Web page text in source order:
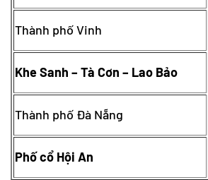
Thành phố Vinh
Khe Sanh – Tà Cơn – Lao Bảo
Thành phố Đà Nẵng
Phố cổ Hội An